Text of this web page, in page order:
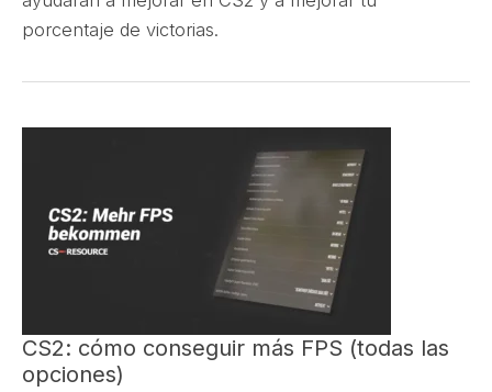
porcentaje de victorias.
CS2: cómo conseguir más FPS (todas las
opciones)